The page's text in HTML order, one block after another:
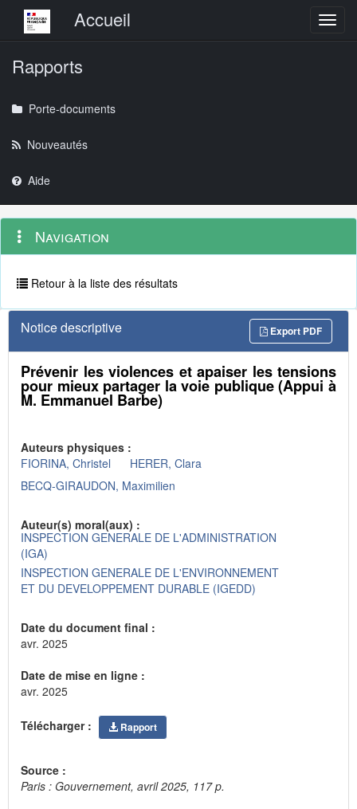
Menu principalAccueil
Rapports
Porte-documents
Nouveautés
Aide
Navigation
outils
Menu
contextuel
Navigation
Retour à la liste des résultats
Notice descriptive Export PDF
Prévenir les violences et apaiser les tensions
pour mieux partager la voie publique (Appui à
M. Emmanuel Barbe)
Auteurs physiques :
FIORINA, Christel
HERER, Clara
BECQ-GIRAUDON, Maximilien
Auteur(s) moral(aux) :
INSPECTION GENERALE DE L'ADMINISTRATION
(IGA)
INSPECTION GENERALE DE L'ENVIRONNEMENT
ET DU DEVELOPPEMENT DURABLE (IGEDD)
Date du document final :
avr. 2025
Date de mise en ligne :
avr. 2025
Télécharger : Rapport
Source :
Paris : Gouvernement, avril 2025, 117 p.